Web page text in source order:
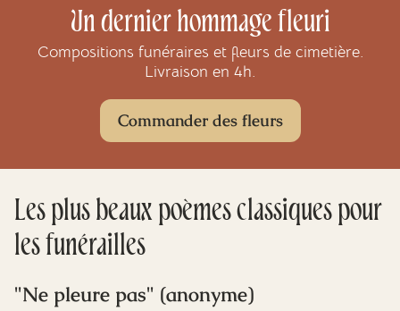
Un dernier hommage fleuri
Compositions funéraires et fleurs de cimetière.
Livraison en 4h.
Commander des fleurs
Les plus beaux poèmes classiques pour
les funérailles
"Ne pleure pas" (anonyme)